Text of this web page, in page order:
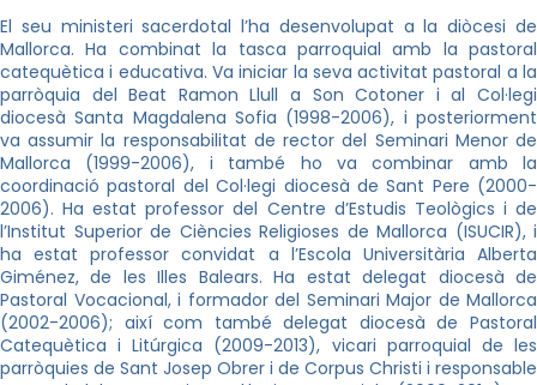
El seu ministeri sacerdotal l’ha desenvolupat a la diòcesi de
Mallorca. Ha combinat la tasca parroquial amb la pastoral
catequètica i educativa. Va iniciar la seva activitat pastoral a la
parròquia del Beat Ramon Llull a Son Cotoner i al Col·legi
diocesà Santa Magdalena Sofia (1998-2006), i posteriorment
va assumir la responsabilitat de rector del Seminari Menor de
Mallorca (1999-2006), i també ho va combinar amb la
coordinació pastoral del Col·legi diocesà de Sant Pere (2000-
2006). Ha estat professor del Centre d’Estudis Teològics i de
l’Institut Superior de Ciències Religioses de Mallorca (ISUCIR), i
ha estat professor convidat a l’Escola Universitària Alberta
Giménez, de les Illes Balears. Ha estat delegat diocesà de
Pastoral Vocacional, i formador del Seminari Major de Mallorca
(2002-2006); així com també delegat diocesà de Pastoral
Catequètica i Litúrgica (2009-2013), vicari parroquial de les
parròquies de Sant Josep Obrer i de Corpus Christi i responsable